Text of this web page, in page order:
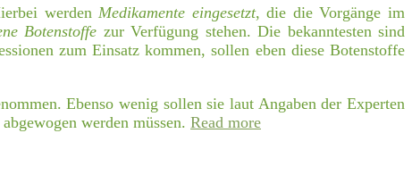
werdenMedikamente eingesetzt, die die Vorgänge im
Botenstoffe zur Verfügung stehen. Die bekanntesten sind
zum Einsatz kommen, sollen eben diese Botenstoffe
Ebenso wenig sollen sie laut Angaben der Experten
werden müssen. Read more